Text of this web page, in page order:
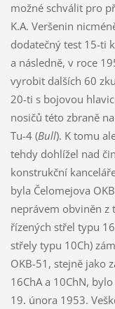
možné schválit pro
K.A. Veršenin
dodatečný test 15-ti
a následně, v roce
vyrobit dalších 60
20-ti s bojovou
nosičů této zbraně
Tu-4 (Bull). K tomu
tehdy dohlížel nad
konstrukční
byla Čelomejova
neprávem obviněn z
řízených střel typu
střely typu 10Ch)
OKB-51, stejně jako
16ChA a 10ChN,
19. února 1953.